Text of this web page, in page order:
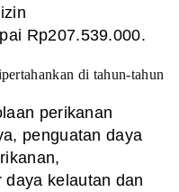
Rp207.539.000.
di tahun-tahun
perikanan
penguatan daya
daya kelautan dan